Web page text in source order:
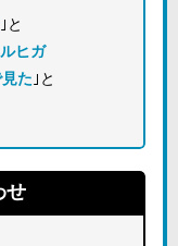
｣と
ヒガ
た ｣と
せ